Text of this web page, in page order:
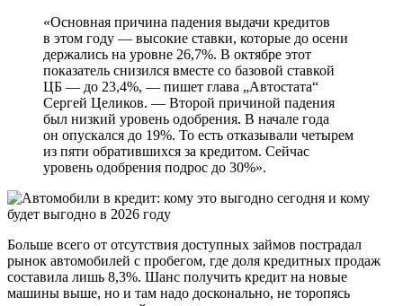
«Основная причина падения выдачи кредитов
в этом году — высокие ставки, которые до осени
держались на уровне 26,7%. В октябре этот
показатель снизился вместе со базовой ставкой
ЦБ — до 23,4%, — пишет глава „Автостата“
Сергей Целиков. — Второй причиной падения
был низкий уровень одобрения. В начале года
он опускался до 19%. То есть отказывали четырем
из пяти обратившихся за кредитом. Сейчас
уровень одобрения подрос до 30%».
Больше всего от отсутствия доступных займов пострадал
рынок автомобилей с пробегом, где доля кредитных продаж
составила лишь 8,3%. Шанс получить кредит на новые
машины выше, но и там надо досконально, не торопясь